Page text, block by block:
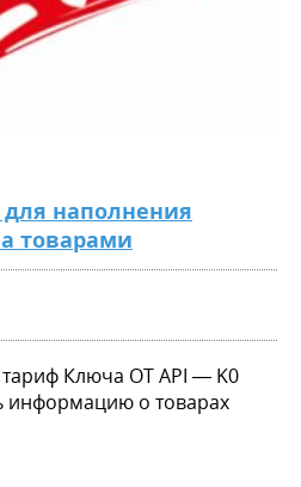
наполнения
товарами
Ключа OT API — K0
информацию о товарах